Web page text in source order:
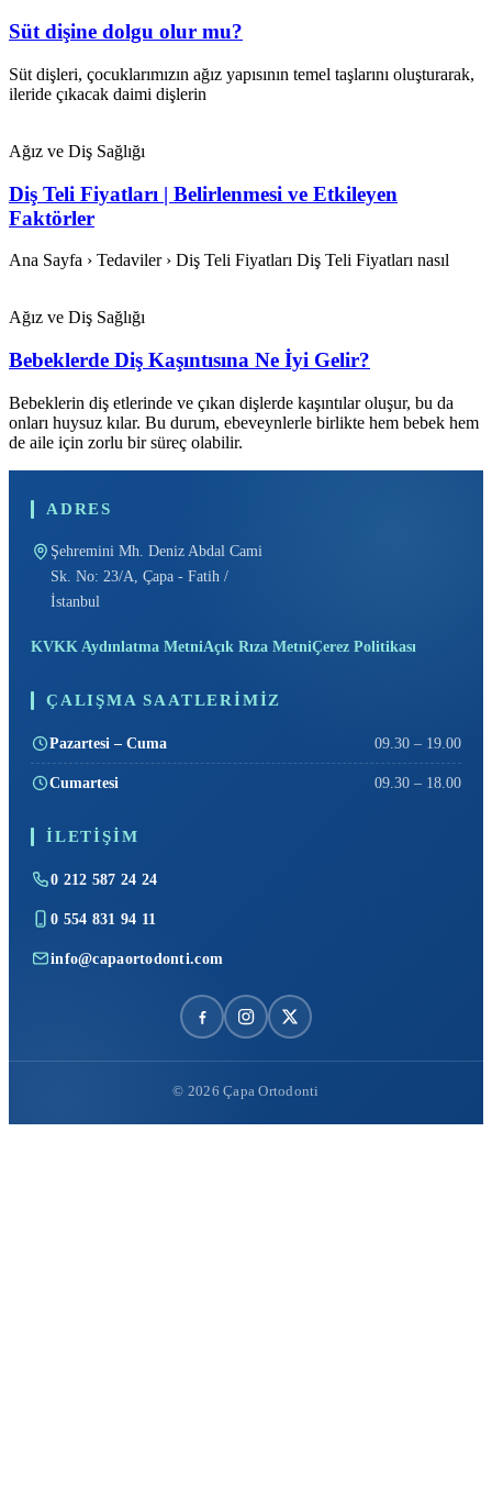
Süt dişine dolgu olur mu?
Süt dişleri, çocuklarımızın ağız yapısının temel taşlarını oluşturarak,
ileride çıkacak daimi dişlerin
Ağız ve Diş Sağlığı
Diş Teli Fiyatları | Belirlenmesi ve Etkileyen
Faktörler
Ana Sayfa › Tedaviler › Diş Teli Fiyatları Diş Teli Fiyatları nasıl
Ağız ve Diş Sağlığı
Bebeklerde Diş Kaşıntısına Ne İyi Gelir?
Bebeklerin diş etlerinde ve çıkan dişlerde kaşıntılar oluşur, bu da
onları huysuz kılar. Bu durum, ebeveynlerle birlikte hem bebek hem
de aile için zorlu bir süreç olabilir.
ADRES
Şehremini Mh. Deniz Abdal Cami
Sk. No: 23/A, Çapa - Fatih /
İstanbul
KVKK Aydınlatma MetniAçık Rıza MetniÇerez Politikası
İLETIŞIM
0 212 587 24 24
0 554 831 94 11
info@capaortodonti.com
ÇALIŞMA SAATLERIMIZ
Pazartesi – Cuma 09.30 – 19.00
Cumartesi 09.30 – 18.00
© 2026 Çapa Ortodonti